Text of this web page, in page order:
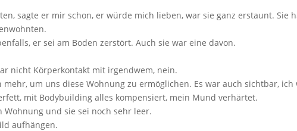
sagte er mir schon, er würde mich lieben, war sie ganz erstaunt. Sie
er sei am Boden zerstört. Auch sie war eine davon.
nicht Körperkontakt mit irgendwem, nein.
um uns diese Wohnung zu ermöglichen. Es war auch sichtbar, ich
mit Bodybuilding alles kompensiert, mein Mund verhärtet.
und sie sei noch sehr leer.
aufhängen.